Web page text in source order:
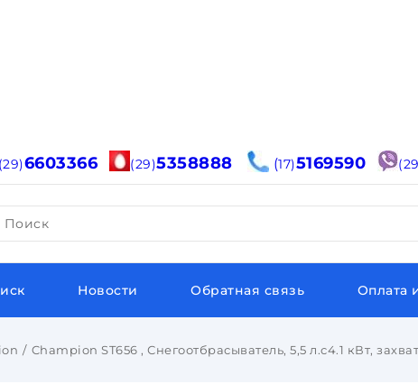
6603366 (29)5358888 (17)5169590
Поиск
Новости Обратная связь Оплата
Champion ST656 , Снегоотбрасыватель, 5,5 л.с4.1 кВт,